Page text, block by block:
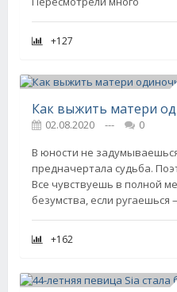
+127
Как выжить матери
02.08.2020 ---
0
В юности не
предначертала судьба.
Все чувствуешь в полной
безумства, если ругаешься
+162